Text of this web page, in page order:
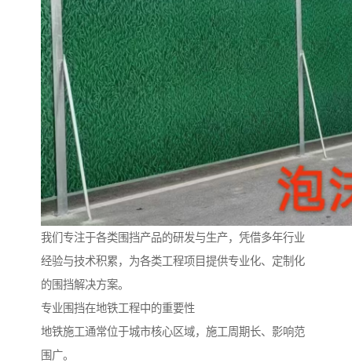
我们专注于各类围挡产品的研发与生产，凭借多年行业
经验与技术积累，为各类工程项目提供专业化、定制化
的围挡解决方案。
专业围挡在地铁工程中的重要性
地铁施工通常位于城市核心区域，施工周期长、影响范
围广。